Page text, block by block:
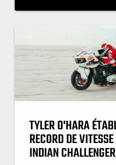
TYLER O'HARA
RECORD DE
INDIAN